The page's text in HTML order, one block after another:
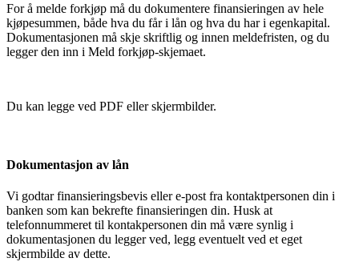
For å melde forkjøp må du dokumentere finansieringen av hele
kjøpesummen, både hva du får i lån og hva du har i egenkapital.
Dokumentasjonen må skje skriftlig og innen meldefristen, og du
legger den inn i Meld forkjøp-skjemaet.
Du kan legge ved PDF eller skjermbilder.
Dokumentasjon av lån
Vi godtar finansieringsbevis eller e-post fra kontaktpersonen din i
banken som kan bekrefte finansieringen din. Husk at
telefonnummeret til kontakpersonen din må være synlig i
dokumentasjonen du legger ved, legg eventuelt ved et eget
skjermbilde av dette.